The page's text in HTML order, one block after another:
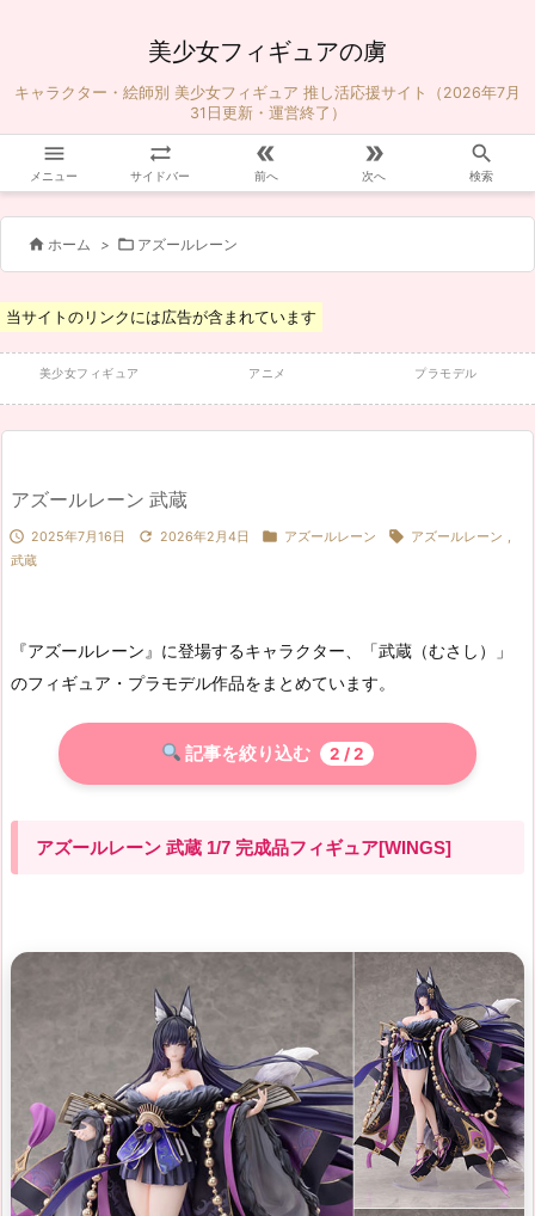
美少女フィギュアの虜
キャラクター・絵師別 美少女フィギュア 推し活応援サイト（2026年7月
31日更新・運営終了）

メニュー

サイドバー

前へ

次へ

検索
 ホーム >  アズールレーン
当サイトのリンクには広告が含まれています
美少女フィギュア アニメ プラモデル
アズールレーン 武蔵
 2025年7月16日  2026年2月4日  アズールレーン  アズールレーン ,
武蔵
『アズールレーン』に登場するキャラクター、「武蔵（むさし）」
のフィギュア・プラモデル作品をまとめています。
記事を絞り込む 2 / 2
アズールレーン 武蔵 1/7 完成品フィギュア[WINGS]